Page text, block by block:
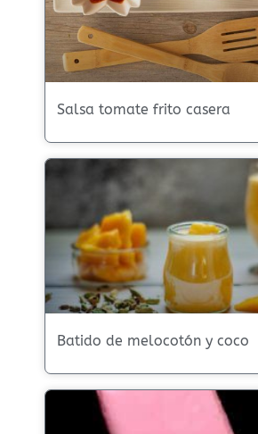
Salsa tomate frito casera
Batido de melocotón y coco